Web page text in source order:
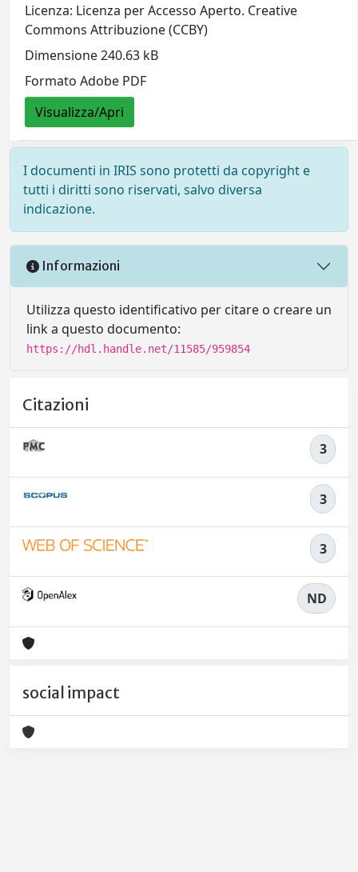
Licenza: Licenza per Accesso Aperto. Creative
Commons Attribuzione (CCBY)
Dimensione 240.63 kB
Formato Adobe PDF
Visualizza/Apri
I documenti in IRIS sono protetti da copyright e
tutti i diritti sono riservati, salvo diversa
indicazione.
Informazioni
Utilizza questo identificativo per citare o creare un
link a questo documento:
https://hdl.handle.net/11585/959854
Citazioni
3
3
3
ND
social impact